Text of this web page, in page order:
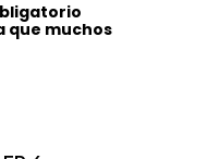
que muchos